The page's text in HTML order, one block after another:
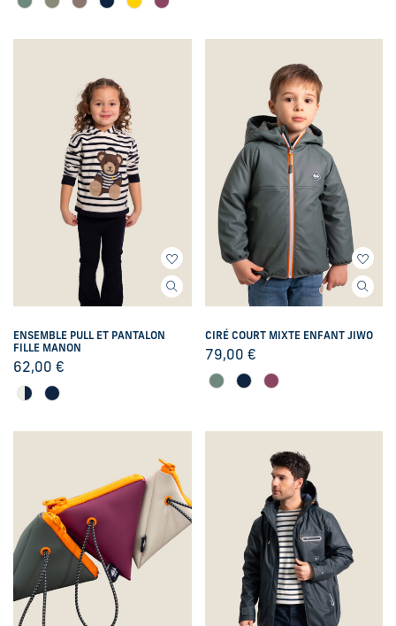
ENSEMBLE PULL ET PANTALON
FILLE MANON
62,00 €
CIRÉ COURT MIXTE ENFANT JIWO
79,00 €